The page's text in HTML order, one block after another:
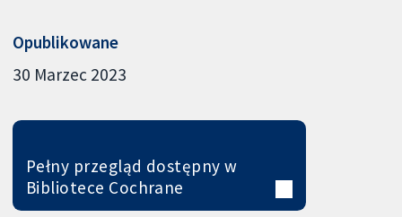
Opublikowane
30 Marzec 2023
Pełny przegląd dostępny w
Bibliotece Cochrane